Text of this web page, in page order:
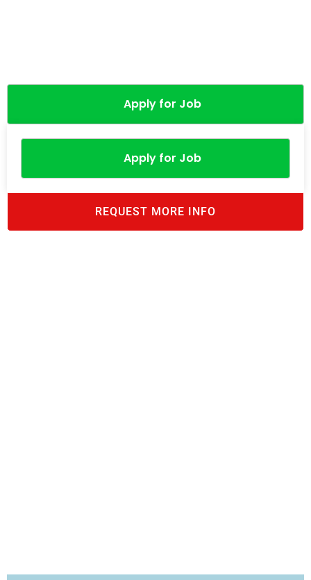
Apply for Job
Apply for Job
REQUEST MORE INFO